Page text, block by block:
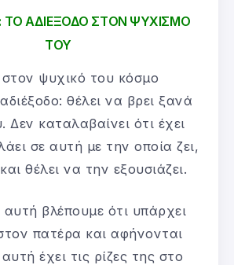
ΤΟ ΑΔΙΕΞΟΔΟ ΣΤΟΝ ΨΥΧΙΣΜΟ
ΤΟΥ
στον ψυχικό του κόσμο
θέλει να βρει ξανά
Δεν καταλαβαίνει ότι έχει
σε αυτή με την οποία ζει,
θέλει να την εξουσιάζει.
αυτή βλέπουμε ότι υπάρχει
πατέρα και αφήνονται
έχει τις ρίζες της στο